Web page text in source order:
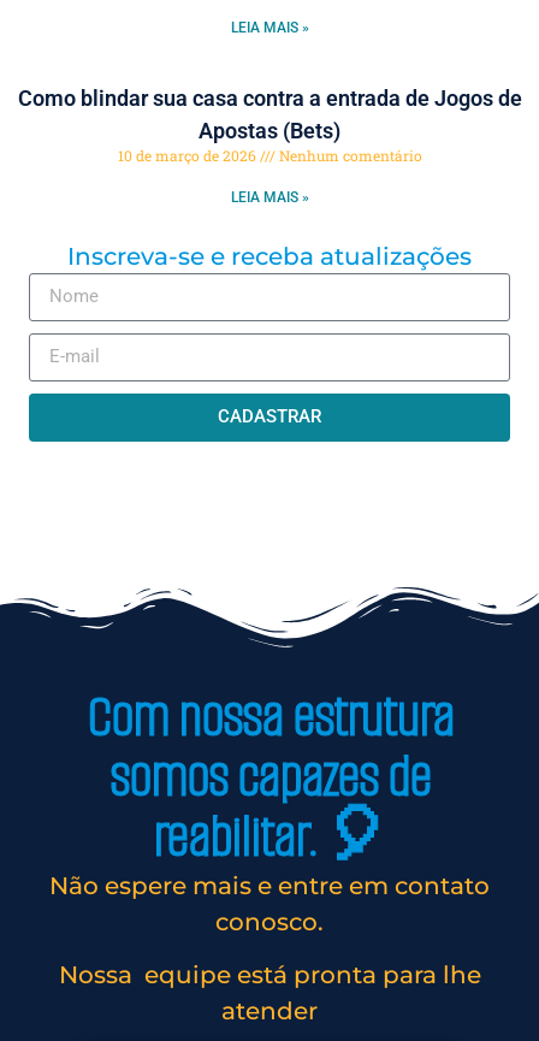
LEIA MAIS »
Como blindar sua casa contra a entrada de Jogos de
Apostas (Bets)
10 de março de 2026 Nenhum comentário
LEIA MAIS »
Inscreva-se e receba atualizações
CADASTRAR
Com nossa estrutura
somos capazes de
reabilitar. 🎈
Não espere mais e entre em contato
conosco.
Nossa equipe está pronta para lhe
atender